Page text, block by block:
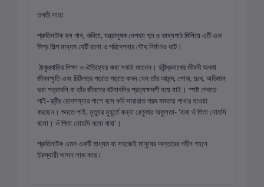
তপতী সাহা
শ্রুতিনাটক হল গান, কবিতা, যন্ত্রানুষঙ্গ নেপথ্য শব্দ ও ভাষ্যপাঠ মিলিয়ে এটি এক
মিশ্র শিল্প মাধ্যম যেটি রচনা ও পরিবেশনার যৌথ নির্মাণও বটে।
ঠাকুরবাড়ির শিক্ষা ও ঐতিহ্যের কথা সবাই জানেন। রবীন্দ্রনাথের জীবনী অথবা
জীবনস্মৃতি এবং চিঠিপত্র পড়তে পড়তে কখন যেন তাঁর আনন্দ, শোক, দুঃখ, অভিমান
ভরা পত্রাবলি বা তাঁর জীবনের ঘটনাবলির প্রত্যক্ষদর্শী হয়ে যাই। স্পষ্ট দেখতে
পাই- স্ত্রীর রোগশয্যার পাশে বসে কবি সারারাত পরম মমতায় পাখার হাওয়া
করছেন। শুনতে পাই, মৃত্যুর মুহূর্তে কন্যা রেণুকার অকুলতা- 'বাবা ওঁ পিতা নোহসি
বলো। ওঁ পিতা নোহসি বলো বাবা'।
শ্রুতিনাটক এমন একটি মাধ্যম যা সহজেই মানুষের অন্তরের গহীন গহনে
চিরস্থায়ী আসন লাভ করে।